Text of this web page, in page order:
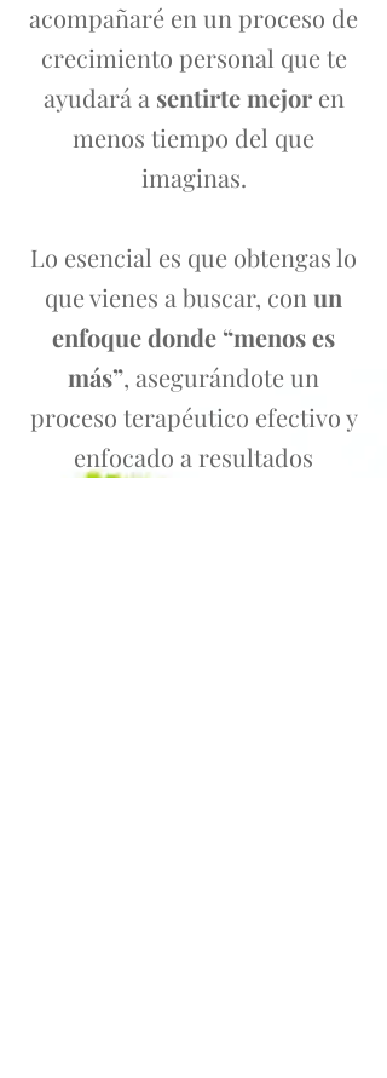
acompañaré en un proceso de
crecimiento personal que te
ayudará a sentirte mejoren
menos tiempo del que
imaginas.
Lo esencial es que obtengas lo
que vienes a buscar, con un
enfoque donde “menos es
más”, asegurándote un
proceso terapéutico efectivo y
enfocado a resultados